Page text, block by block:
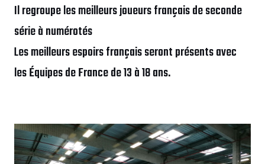
Il regroupe les meilleurs joueurs français de seconde
série à numérotés
Les meilleurs espoirs français seront présents avec
les Équipes de France de 13 à 18 ans.